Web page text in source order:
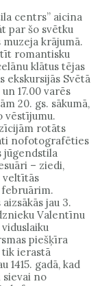
centrs” aicina
par šo svētku
krājumā.
romantisku
klātus tējas
ekskursijās Svētā
17.00 varēs
20. gs. sākumā,
vēstījumu.
rotāts
nofotografēties
jūgendstila
– ziedi,
veltītās
februārim.
jau 3.
Valentīnu
piešķīra
tik ierastā
gadā, kad
sievai no